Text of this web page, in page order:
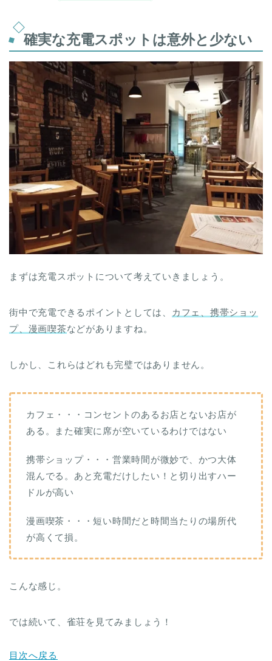
確実な充電スポットは意外と少ない
まずは充電スポットについて考えていきましょう。
街中で充電できるポイントとしては、
カフェ、携帯ショッ
プ、漫画喫茶などがありますね。
しかし、これらはどれも完璧ではありません。
カフェ・・・コンセントのあるお店とないお店が
ある。また確実に席が空いているわけではない
携帯ショップ・・・営業時間が微妙で、かつ大体
混んでる。あと充電だけしたい！と切り出すハー
ドルが高い
漫画喫茶・・・短い時間だと時間当たりの場所代
が高くて損。
こんな感じ。
では続いて、雀荘を見てみましょう！
目次へ戻る